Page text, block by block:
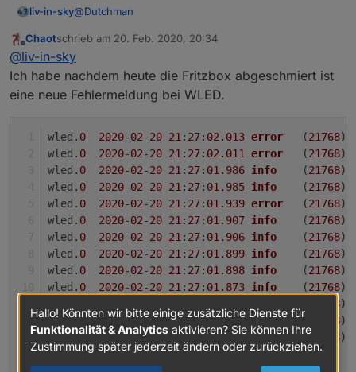
liv-in-sky@Dutchman
die segmente werden nicht als datenpunke
aktualisiert, wenn man diese über die weboberfläche
erhöht oder löscht
ist es eigentlich möglich segmente über den adapter
anzulegen?
Offline
Chaotschrieb am 20. Feb. 2020, 20:34
zuletzt editiert von
@liv-in-sky
Ich habe nachdem heute die Fritzbox abgeschmiert ist
eine neue Fehlermeldung bei WLED.
wled. 0 2020-02-20 21 : 27: 02.013 error
	(
21768)
wled. 0 2020-02-20 21 : 27: 02.011 error
	(
21768)
wled. 0 2020-02-20 21 : 27: 01.986 info
	(
21768)
wled. 0 2020-02-20 21 : 27: 01.985 info
	(
21768)
wled. 0 2020-02-20 21 : 27: 01.939 error
	(
21768)
wled. 0 2020-02-20 21 : 27: 01.907 info
	(
21768)
wled. 0 2020-02-20 21 : 27: 01.906 info
	(
21768)
wled. 0 2020-02-20 21 : 27: 01.899 info
	(
21768)
wled. 0 2020-02-20 21 : 27: 01.898 info
	(
21768)
wled. 0 2020-02-20 21 : 27: 01.873 info
	(
21768)
21768)
wled.0 2020 -02- 20 21:27:01.774 warn
	(
21768)
wled.0 2020-02-20 21:27:01.706 info
	(
21768)
host.ioBroker 2020- 02-20 21:27:00.152
Hallo! Könnten wir bitte einige zusätzliche Dienste für
Funktionalität & Analytics aktivieren? Sie können Ihre
Zustimmung später jederzeit ändern oder zurückziehen.